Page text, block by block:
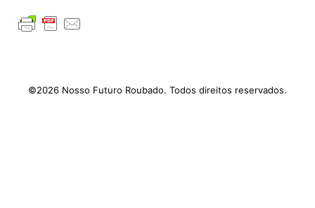
©2026 Nosso Futuro Roubado. Todos direitos reservados.